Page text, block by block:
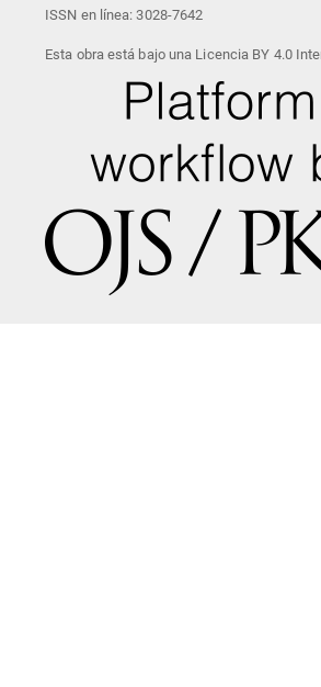
ISSN en línea: 3028-7642
Esta obra está bajo una Licencia BY 4.0